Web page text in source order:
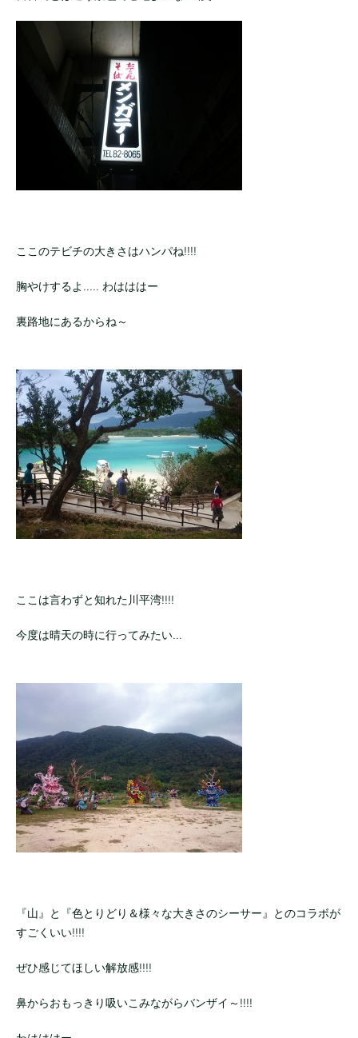
ここのテビチの大きさはハンパね!!!!
胸やけするよ..... わはははー
裏路地にあるからね～
ここは言わずと知れた川平湾!!!!
今度は晴天の時に行ってみたい...
『山』と『色とりどり＆様々な大きさのシーサー』とのコラボが
すごくいい!!!!
ぜひ感じてほしい解放感!!!!
鼻からおもっきり吸いこみながらバンザイ～!!!!